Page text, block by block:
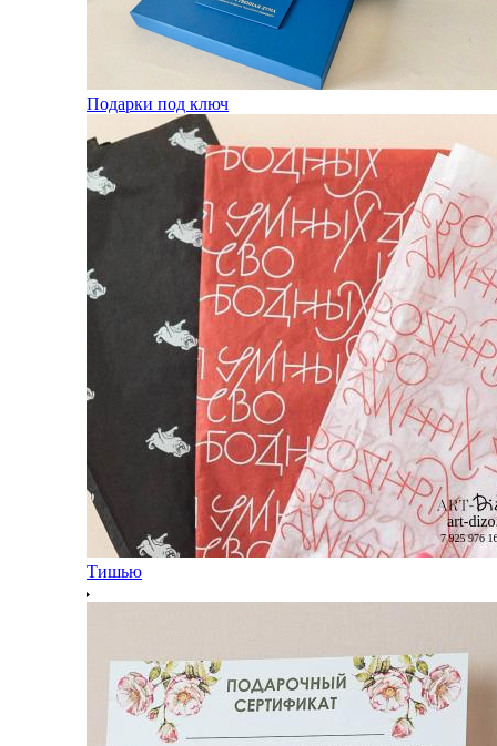
Подарки под ключ
Тишью